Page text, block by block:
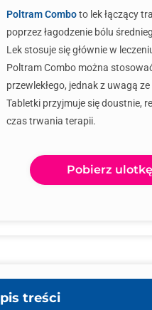
Poltram Comboto lek łączący
poprzez łagodzenie bólu
Lek stosuje się głównie w
Poltram Combo można
przewlekłego, jednak z uwagą
Tabletki przyjmuje się doustnie,
czas trwania terapii.
Pobierz
treści